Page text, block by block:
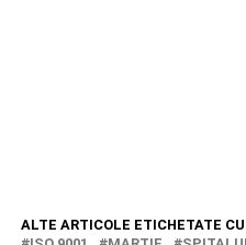
ALTE ARTICOLE ETICHETATE